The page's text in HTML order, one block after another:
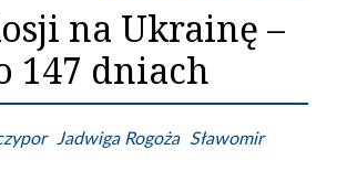
na Ukrainę –
147 dniach
Jadwiga Rogoża
Sławomir